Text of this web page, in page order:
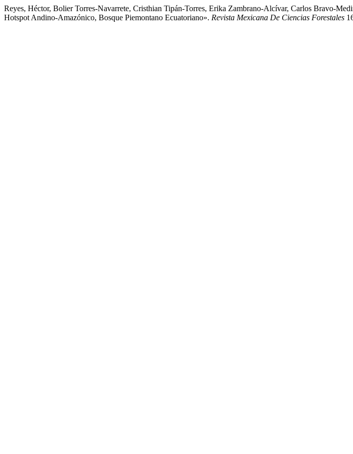
Reyes, Héctor, Bolier Torres-Navarrete, Cristhian Tipán-Torres, Erika Zambrano-Alcívar, Carlos Bravo-
Hotspot Andino-Amazónico, Bosque Piemontano Ecuatoriano». Revista Mexicana De Ciencias Forestales